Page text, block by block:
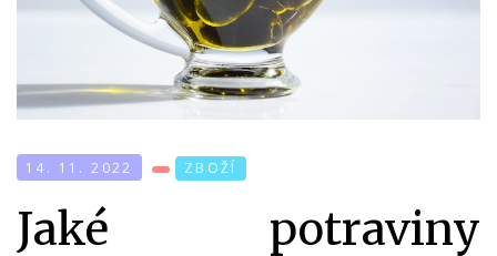
14. 11. 2022 ZBOŽÍ
Jaké potraviny